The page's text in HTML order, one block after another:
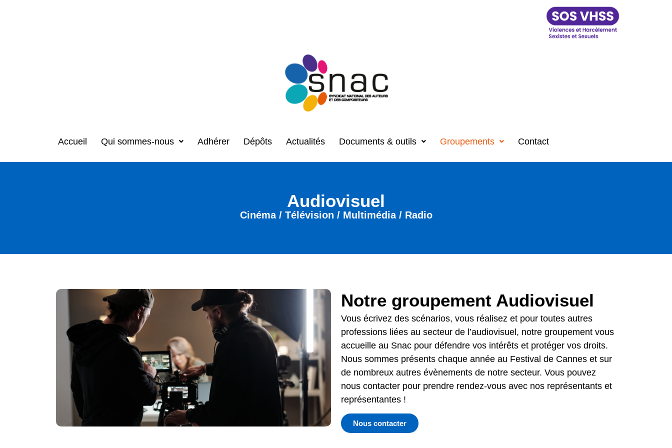
Accueil Qui sommes-nous Adhérer Dépôts Actualités Documents & outils Groupements Contact
Audiovisuel
Cinéma / Télévision / Multimédia / Radio
Notre groupement Audiovisuel
Vous écrivez des scénarios, vous réalisez et pour toutes autres
professions liées au secteur de l’audiovisuel, notre groupement vous
accueille au Snac pour défendre vos intérêts et protéger vos droits.
Nous sommes présents chaque année au Festival de Cannes et sur
de nombreux autres évènements de notre secteur. Vous pouvez
nous contacter pour prendre rendez-vous avec nos représentants et
représentantes !
Nous contacter